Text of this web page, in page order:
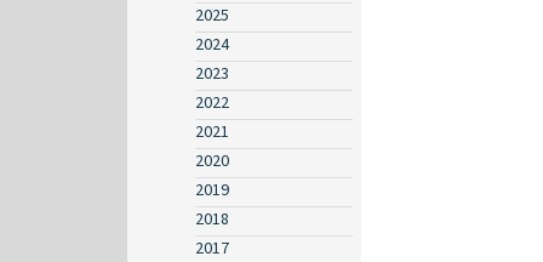
2025
2024
2023
2022
2021
2020
2019
2018
2017